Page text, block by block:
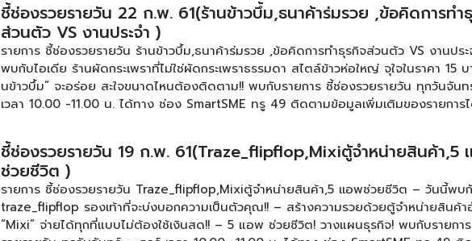
ชี้ช่องรวยรายวัน 22 ก.พ. 61(ร้านข้าวบึ้ม,ธนาค้าร่มรวย ,ข้อคิดการทำ
ส่วนตัว VS งานประจำ )
รายการ ชี้ช่องรวยรายวัน ร้านข้าวบึ้ม,ธนาค้าร่มรวย ,ข้อคิดการทำธุรกิจส่วนตัว VS งานปร
พบกับไอเดีย ร้านผัดกระเพราที่ไม่ใช่ผัดกระเพราธรรมดา สไตล์ข้าวห่อใหญ่ จุใจในราคา 15
นข้าวบึ้ม” จะอร่อย สะใจขนาดไหนต้องติดตาม!! พบกับรายการ ชี้ช่องรวยรายวัน ทุกวันจัน
เวลา 10.00 -11.00 น. ได้ทาง ช่อง SmartSME ทรู 49 ติดตามข้อมูลเพิ่มเติมของรายการ
ชี้ช่องรวยรายวัน 19 ก.พ. 61(Traze_flipflop,Mixiตู้จำหน่ายสินค้า,5
ช่วยชีวิต )
รายการ ชี้ช่องรวยรายวัน Traze_flipflop,Mixiตู้จำหน่ายสินค้า,5 เเอพช่วยชีวิต – วันนี้พบ
traze_flipflop รองเท้าที่จะบ่งบอกความเป็นตัวคุณ!! – สร้างความรวยด้วยตู้จำหน่ายสินค้
“Mixi” จ่ายได้ทุกที่แบบไม่ต้องใช้เงินสด!! – 5 แอพ ช่วยชีวิต! วางแผนธุรกิจ! พบกับรายกา